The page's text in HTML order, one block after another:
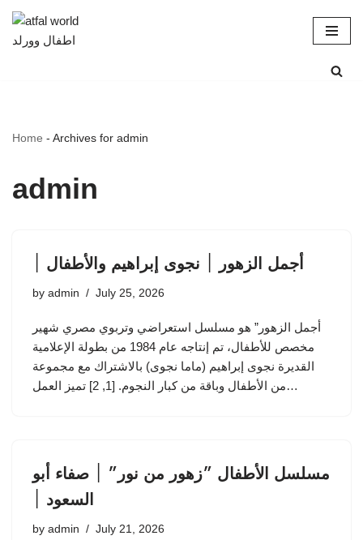
Skip
Home - Archives for admin
admin
أجمل الزهور ׀ نجوى إبراهيم والأطفال ׀
by admin July 25, 2026
أجمل الزهور” هو مسلسل استعراضي وتربوي مصري شهير
مخصص للأطفال، تم إنتاجه عام 1984 من بطولة الإعلامية
القديرة نجوى إبراهيم (ماما نجوى) بالاشتراك مع مجموعة
من الأطفال وباقة من كبار النجوم. [1, 2] تميز العمل…
مسلسل الأطفال ״زهور من نور״ ׀ صفاء أبو
السعود ׀
by admin July 21, 2026